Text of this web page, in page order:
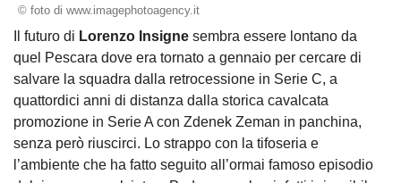
© foto di www.imagephotoagency.it
Il futuro di Lorenzo Insigne sembra essere lontano da
quel Pescara dove era tornato a gennaio per cercare di
salvare la squadra dalla retrocessione in Serie C, a
quattordici anni di distanza dalla storica cavalcata
promozione in Serie A con Zdenek Zeman in panchina,
senza però riuscirci. Lo strappo con la tifoseria e
l’ambiente che ha fatto seguito all’ormai famoso episodio